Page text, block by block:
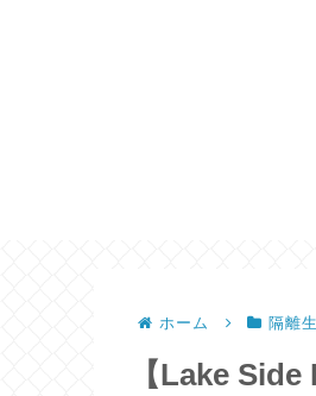
ホーム 隔離
【Lake